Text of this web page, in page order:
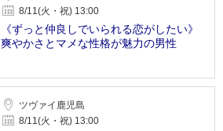
8/11(火・祝) 13:00
《ずっと仲良しでいられる恋がしたい》
爽やかさとマメな性格が魅力の男性
ツヴァイ鹿児島
8/11(火・祝) 13:00